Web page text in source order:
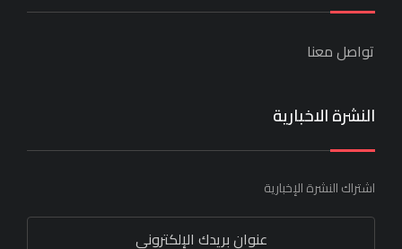
تواصل معنا
النشرة الاخبارية
اشتراك النشرة الإخبارية